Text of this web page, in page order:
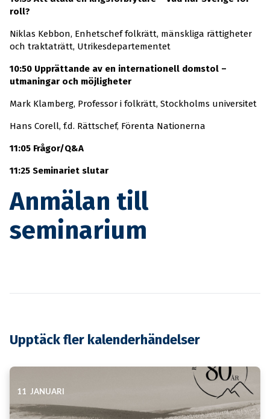
roll?
Niklas Kebbon, Enhetschef folkrätt, mänskliga rättigheter
och traktaträtt, Utrikesdepartementet
10:50 Upprättande av en internationell domstol –
utmaningar och möjligheter
Mark Klamberg, Professor i folkrätt, Stockholms universitet
Hans Corell, f.d. Rättschef, Förenta Nationerna
11:05 Frågor/Q&A
11:25 Seminariet slutar
Anmälan till
seminarium
Upptäck fler kalenderhändelser
11 JANUARI